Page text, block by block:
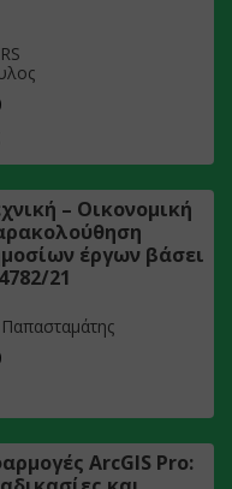
– Οικονομική
έργων βάσει
21
ArcGIS Pro: